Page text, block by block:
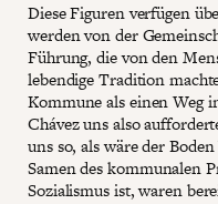
Diese Figuren verfügen
werden von der
Führung, die von den
lebendige Tradition
Kommune als einen Weg
Chávez uns also
uns so, als wäre der
Samen des kommunalen
Sozialismus ist, waren